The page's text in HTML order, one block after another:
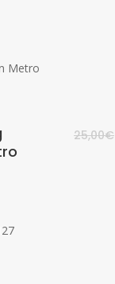
SCEGLI
25,00€